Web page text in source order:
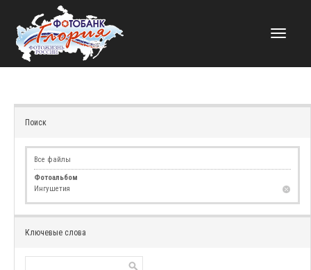
НАВИГАЦИЯ
Поиск
Все файлы
Фотоальбом
Ингушетия
Ключевые слова